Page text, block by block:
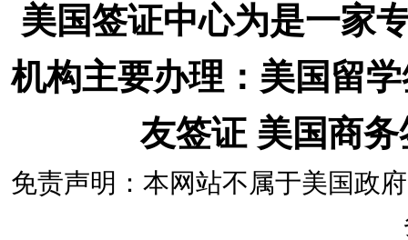
美国签证中心为是一家
机构主要办理：美国留
友签证 美国商
免责声明：本网站不属于美国政